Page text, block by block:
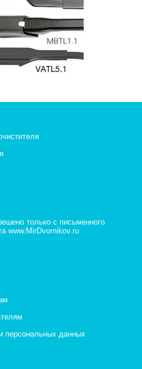
только с письменного
www.MirDvornikov.ru
персональных данных